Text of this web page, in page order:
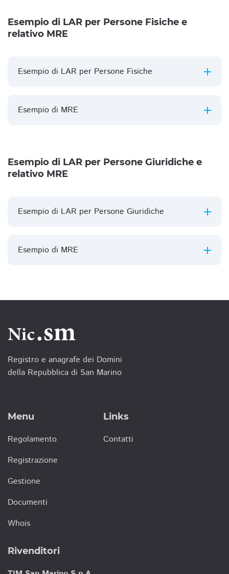
Esempio di LAR per Persone Fisiche e
relativo MRE
Esempio di LAR per Persone Fisiche
Esempio di MRE
Esempio di LAR per Persone Giuridiche e
relativo MRE
Esempio di LAR per Persone Giuridiche
Esempio di MRE
Registro e anagrafe dei Domini
della Repubblica di San Marino
Menu
Regolamento
Registrazione
Gestione
Documenti
Whois
Links
Contatti
Rivenditori